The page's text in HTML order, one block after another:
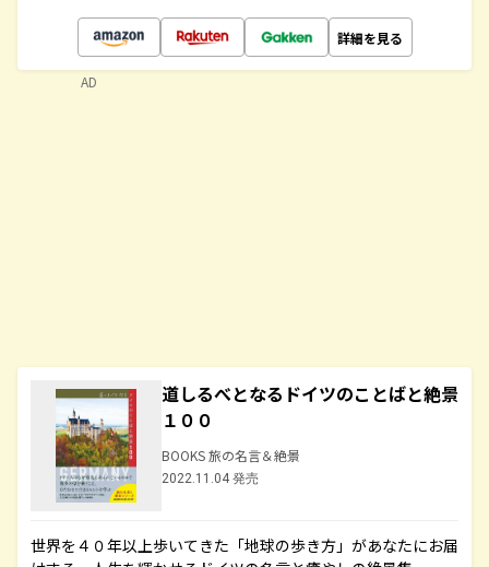
詳細を見る
道しるべとなるドイツのことばと絶景
１００
BOOKS 旅の名言＆絶景
2022.11.04 発売
世界を４０年以上歩いてきた「地球の歩き方」があなたにお届
AD